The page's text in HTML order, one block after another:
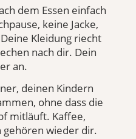
dem Essen einfach
keine Jacke,
Kleidung riecht
nach dir. Dein
an.
deinen Kindern
ohne dass die
mitläuft. Kaffee,
gehören wieder dir.